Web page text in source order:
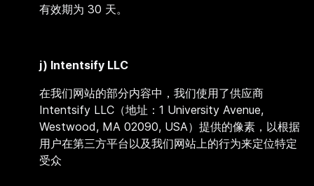
有效期为 30 天。
j) Intentsify LLC
在我们网站的部分内容中，我们使用了供应商
Intentsify LLC（地址：1 University Avenue,
Westwood, MA 02090, USA）提供的像素，以根据
用户在第三方平台以及我们网站上的行为来定位特定
受众